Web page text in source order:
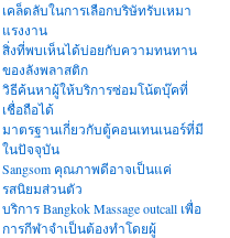
เคล็ดลับในการเลือกบริษัทรับเหมา
แรงงาน
สิ่งที่พบเห็นได้บ่อยกับความทนทาน
ของลังพลาสติก
วิธีค้นหาผู้ให้บริการซ่อมโน้ตบุ๊คที่
เชื่อถือได้
มาตรฐานเกี่ยวกับตู้คอนเทนเนอร์ที่มี
ในปัจจุบัน
Sangsom คุณภาพดีอาจเป็นแค่
รสนิยมส่วนตัว
บริการ Bangkok Massage outcall เพื่อ
การกีฬาจำเป็นต้องทำโดยผู้